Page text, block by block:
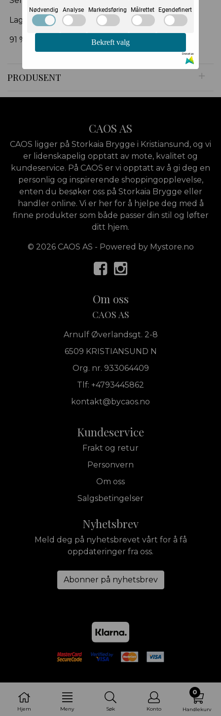
Hjem Meny Søk Konto
0
Handlekurv
Laget i resirkulert garn
91 % polyamid, 9 % elastan
PRODUSENT
Nødvendig Analyse Markedsføring Målrettet Egendefinert
Bekreft valg
Drevet av
CAOS AS
CAOS ligger på Storkaia Brygge i Kristiansund, og vi
er lidenskapelig opptatt av mote, kvalitet og
kundeservice. På CAOS er vi opptatt av å gi deg en
personlig og inspirerende shoppingopplevelse,
enten du besøker oss på Storkaia Brygge eller
handler online. Vi er her for å hjelpe deg med å
finne produkter som både passer din stil og løfter
ditt hjem.
© 2026 CAOS AS - Powered by Mystore.no
Om oss
CAOS AS
Arnulf Øverlandsgt. 2-8
6509 KRISTIANSUND N
Org. nr. 933064409
Tlf: +4793445862
kontakt@bycaos.no
Kundeservice
Frakt og retur
Personvern
Om oss
Salgsbetingelser
Nyhetsbrev
Meld deg på nyhetsbrevet vårt for å få
oppdateringer fra oss.
Abonner på nyhetsbrev